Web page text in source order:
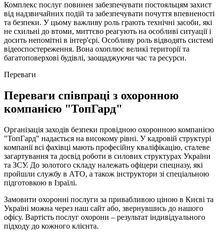
Комплекс послуг повинен забезпечувати постояльцям захист
від надзвичайних подій та забезпечувати почуття впевненості
та безпеки. У цьому важливу роль грають технічні засоби, які
не схильні до втоми, миттєво реагують на особливі ситуації і
досить непомітні в інтер'єрі. Особливу роль відводять системі
відеоспостереження. Вона охоплює великі території та
багатоповерхові будівлі, заощаджуючи час та ресурси.
Переваги
Переваги співпраці з охоронною
компанією "ТопГард"
Організація заходів безпеки провідною охоронною компанією
"ТопГард" надається на високому рівні. У кадровій структурі
компанії всі фахівці мають професійну кваліфікацію, сталеве
загартування та досвід роботи в силових структурах України
та ЗСУ. До золотого складу належать офіцери спецназу, які
пройшли службу в АТО, а також інструктори зі спеціальною
підготовкою в Ізраїлі.
Замовити охоронні послуги за привабливою ціною в Києві та
Україні можна через наш сайт або, звернувшись до нашого
офісу. Вартість послуг охорони – результат індивідуального
підходу до кожного клієнта.